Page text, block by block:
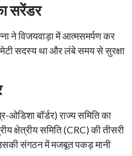
सरेंडर
ने विजयवाड़ा में आत्मसमर्पण कर
सदस्य था और लंबे समय से सुरक्षा
बॉर्डर) राज्य समिति का
क्षेत्रीय समिति (CRC) की तीसरी
संगठन में मजबूत पकड़ मानी